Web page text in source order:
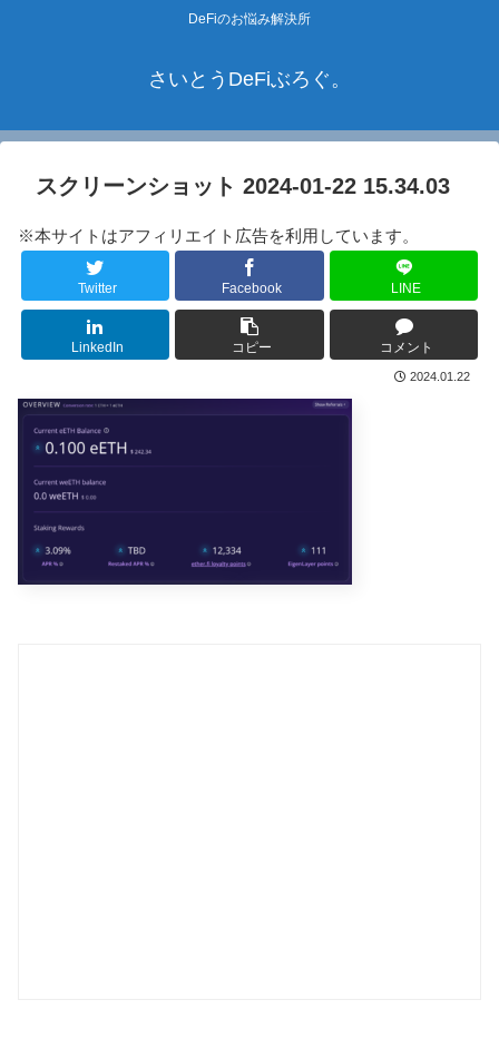
DeFiのお悩み解決所
さいとうDeFiぶろぐ。
スクリーンショット 2024-01-22 15.34.03
※本サイトはアフィリエイト広告を利用しています。
Twitter Facebook LINE
LinkedIn コピー コメント
2024.01.22